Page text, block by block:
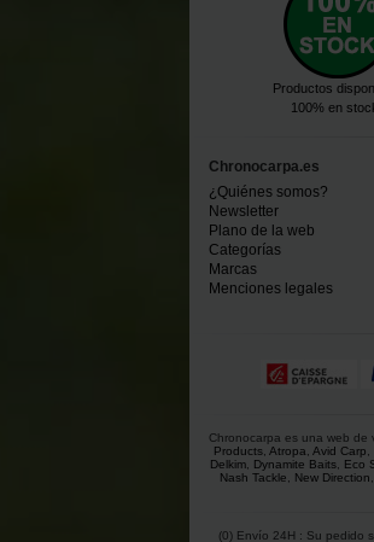
Productos
100% en
Chronocarpa.es
¿Quiénes somos?
Newsletter
Plano de la web
Categorías
Marcas
Menciones legales
Chronocarpa es una web de
Products, Atropa Avid Carp
Delkim
Dynamite Baits Eco
Nash Tackle
New Direction
(0) Envío 24H : Su pedido